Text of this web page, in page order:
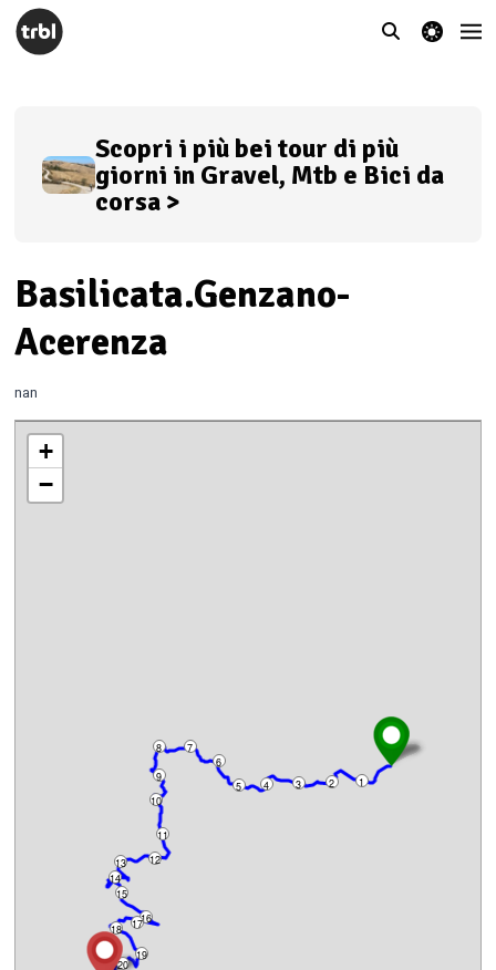
theme switcher
Scopri i più bei tour di più
giorni in Gravel, Mtb e Bici da
corsa >
Basilicata.Genzano-
Acerenza
nan
16
8
4
12
20
2
6
10
14
18
1
3
5
7
9
11
13
15
17
19
+
−